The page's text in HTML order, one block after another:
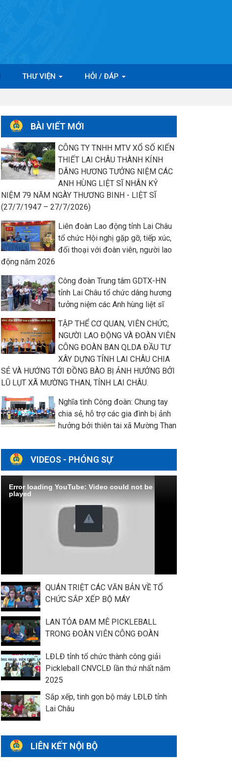
THƯ VIỆN HỎI / ĐÁP
BÀI VIẾT MỚI
CÔNG TY TNHH MTV XỔ SỐ KIẾN
THIẾT LAI CHÂU THÀNH KÍNH
DÂNG HƯƠNG TƯỞNG NIỆM CÁC
ANH HÙNG LIỆT SĨ NHÂN KỶ
NIỆM 79 NĂM NGÀY THƯƠNG BINH - LIỆT SĨ
(27/7/1947 – 27/7/2026)
Liên đoàn Lao động tỉnh Lai Châu
tổ chức Hội nghị gặp gỡ, tiếp xúc,
đối thoại với đoàn viên, người lao
động năm 2026
Công đoàn Trung tâm GDTX-HN
tỉnh Lai Châu tổ chức dâng hương
tưởng niệm các Anh hùng liệt sĩ
TẬP THỂ CƠ QUAN, VIÊN CHỨC,
NGƯỜI LAO ĐỘNG VÀ ĐOÀN VIÊN
CÔNG ĐOÀN BAN QLDA ĐẦU TƯ
XÂY DỰNG TỈNH LAI CHÂU CHIA
SẺ VÀ HƯỚNG TỚI ĐỒNG BÀO BỊ ẢNH HƯỞNG BỞI
LŨ LỤT XÃ MƯỜNG THAN, TỈNH LAI CHÂU.
Nghĩa tình Công đoàn: Chung tay
chia sẻ, hỗ trợ các gia đình bị ảnh
hưởng bởi thiên tai xã Mường Than
VIDEOS - PHÓNG SỰ
Error loading YouTube: Video could not be
played
QUÁN TRIỆT CÁC VĂN BẢN VỀ TỔ
CHỨC SẮP XẾP BỘ MÁY
LAN TỎA ĐAM MÊ PICKLEBALL
TRONG ĐOÀN VIÊN CÔNG ĐOÀN
LĐLĐ tỉnh tổ chức thành công giải
Pickleball CNVCLĐ lần thứ nhất năm
2025
Sắp xếp, tinh gọn bộ máy LĐLĐ tỉnh
Lai Châu
LIÊN KẾT NỘI BỘ